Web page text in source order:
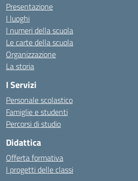
Presentazione
I luoghi
I numeri della scuola
Le carte della scuola
Organizzazione
La storia
I Servizi
Personale scolastico
Famiglie e studenti
Percorsi di studio
Didattica
Offerta formativa
I progetti delle classi